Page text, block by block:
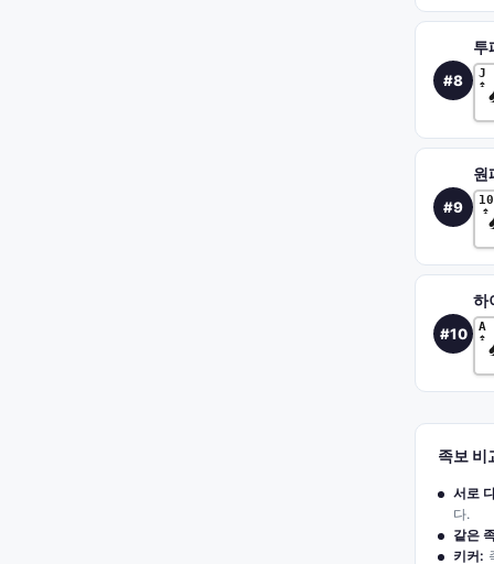
#8
투
J
♠
#9
원
10
♠
#10
하
A
♠
족보 비
서로
다.
같은
키커: